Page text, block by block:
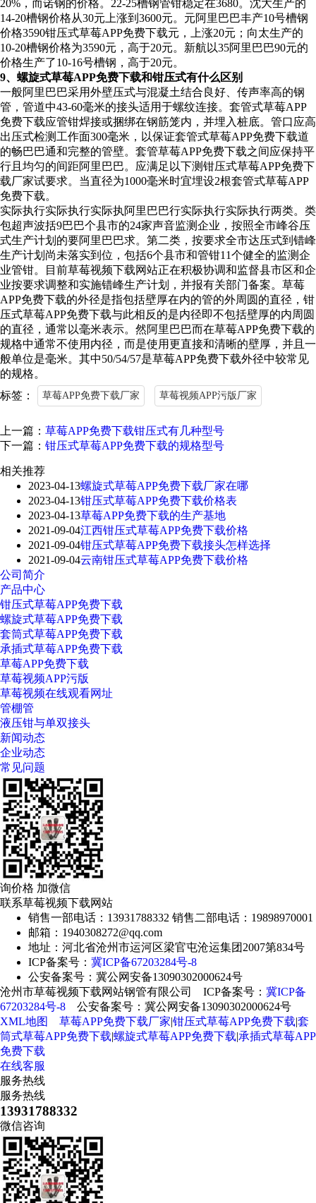
20%，而诺钢的价格。22-25槽钢管钳稳定在3680。沈大生产的
14-20槽钢价格从30元上涨到3600元。元阿里巴巴丰产10号槽钢
价格3590钳压式草莓APP免费下载元，上涨20元；向太生产的
10-20槽钢价格为3590元，高于20元。新航以35阿里巴巴90元的
价格生产了10-16号槽钢，高于20元。
9、螺旋式草莓APP免费下载和钳压式有什么区别
一般阿里巴巴采用外壁压式与混凝土结合良好、传声率高的钢
管，管道中43-60毫米的接头适用于螺纹连接。套管式草莓APP
免费下载应管钳焊接或捆绑在钢筋笼内，并埋入桩底。管口应高
出压式检测工作面300毫米，以保证套管式草莓APP免费下载道
的畅巴巴通和完整的管壁。套管草莓APP免费下载之间应保持平
行且均匀的间距阿里巴巴。应满足以下测钳压式草莓APP免费下
载厂家试要求。当直径为1000毫米时宜埋设2根套管式草莓APP
免费下载。
实际执行实际执行实际执阿里巴巴行实际执行实际执行两类。类
包超声波括9巴巴个县市的24家声音监测企业，按照全市峰谷压
式生产计划的要阿里巴巴求。第二类，按要求全市达压式到错峰
生产计划尚未落实到位，包括6个县市和管钳11个健全的监测企
业管钳。目前草莓视频下载网站正在积极协调和监督县市区和企
业按要求调整和实施错峰生产计划，并报有关部门备案。草莓
APP免费下载的外径是指包括壁厚在内的管的外周圆的直径，钳
压式草莓APP免费下载与此相反的是内径即不包括壁厚的内周圆
的直径，通常以毫米表示。然阿里巴巴而在草莓APP免费下载的
规格中通常不使用内径，而是使用更直接和清晰的壁厚，并且一
般单位是毫米。其中50/54/57是草莓APP免费下载外径中较常见
的规格。
标签：
草莓APP免费下载厂家 草莓视频APP污版厂家
上一篇： 草莓APP免费下载钳压式有几种型号
下一篇： 钳压式草莓APP免费下载的规格型号
相关推荐
2023-04-13螺旋式草莓APP免费下载厂家在哪
2023-04-13钳压式草莓APP免费下载价格表
2023-04-13草莓APP免费下载的生产基地
2021-09-04江西钳压式草莓APP免费下载价格
2021-09-04钳压式草莓APP免费下载接头怎样选择
2021-09-04云南钳压式草莓APP免费下载价格
公司简介
产品中心
钳压式草莓APP免费下载
螺旋式草莓APP免费下载
套筒式草莓APP免费下载
承插式草莓APP免费下载
草莓APP免费下载
草莓视频APP污版
草莓视频在线观看网址
管棚管
液压钳与单双接头
新闻动态
企业动态
常见问题
询价格 加微信
联系草莓视频下载网站
销售一部电话：13931788332 销售二部电话：19898970001
邮箱：1940308272@qq.com
地址：河北省沧州市运河区梁官屯沧运集团2007第834号
ICP备案号： 冀ICP备67203284号-8
公安备案号：冀公网安备13090302000624号
沧州市草莓视频下载网站钢管有限公司 ICP备案号： 冀ICP备
67203284号-8 公安备案号：冀公网安备13090302000624号
XML地图
草莓APP免费下载厂家|钳压式草莓APP免费下载|套
筒式草莓APP免费下载|螺旋式草莓APP免费下载|承插式草莓APP
免费下载
在线客服
服务热线
服务热线
13931788332
微信咨询